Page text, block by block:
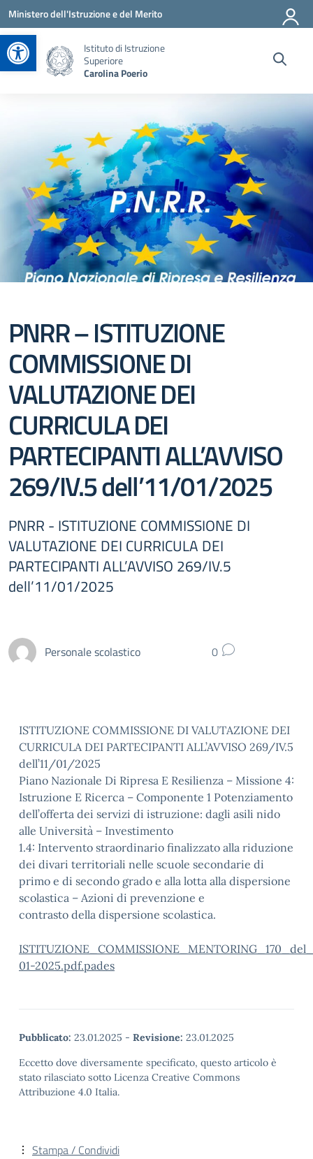
Apri la barra degli strumenti
Vai ai contenuti
Vai al menu di navigazione
Vai al footer
Ministero dell'Istruzione e del Merito
Istituto di Istruzione
Superiore
Carolina Poerio
PNRR – ISTITUZIONE
COMMISSIONE DI
VALUTAZIONE DEI
CURRICULA DEI
PARTECIPANTI ALL’AVVISO
269/IV.5 dell’11/01/2025
PNRR - ISTITUZIONE COMMISSIONE DI
VALUTAZIONE DEI CURRICULA DEI
PARTECIPANTI ALL’AVVISO 269/IV.5
dell’11/01/2025
Personale scolastico 0
ISTITUZIONE COMMISSIONE DI VALUTAZIONE DEI
CURRICULA DEI PARTECIPANTI ALL’AVVISO 269/IV.5
dell’11/01/2025
Piano Nazionale Di Ripresa E Resilienza – Missione 4:
Istruzione E Ricerca – Componente 1 Potenziamento
dell’offerta dei servizi di istruzione: dagli asili nido
alle Università – Investimento
1.4: Intervento straordinario finalizzato alla riduzione
dei divari territoriali nelle scuole secondarie di
primo e di secondo grado e alla lotta alla dispersione
scolastica – Azioni di prevenzione e
contrasto della dispersione scolastica.
01-2025.pdf.pades
Pubblicato: 23.01.2025 - Revisione: 23.01.2025
Eccetto dove diversamente specificato, questo articolo è
stato rilasciato sotto Licenza Creative Commons
Attribuzione 4.0 Italia.
Stampa / Condividi